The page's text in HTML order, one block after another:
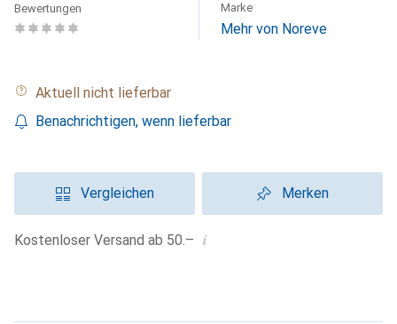
Bewertungen Marke
Mehr von Noreve
Aktuell nicht lieferbar
Benachrichtigen, wenn lieferbar
Vergleichen Merken
Kostenloser Versand ab 50.– i